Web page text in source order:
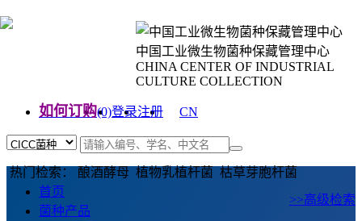
中国工业微生物菌种保藏管理中心
CHINA CENTER OF INDUSTRIAL
CULTURE COLLECTION
如何订购(0)登录注册
CN
热门检索： 酿酒酵母 植物乳植杆菌 枯草芽胞杆菌
>>高级检索
首页
菌种产品